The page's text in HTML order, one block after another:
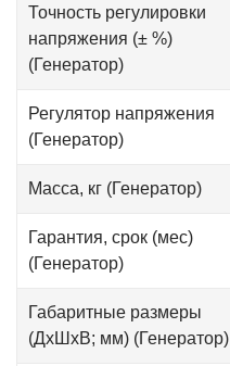
Точность регулировки
напряжения (± %)
(Генератор)
Регулятор напряжения
(Генератор)
Масса, кг (Генератор)
Гарантия, срок (мес)
(Генератор)
Габаритные размеры
(ДxШxВ; мм) (Генератор)